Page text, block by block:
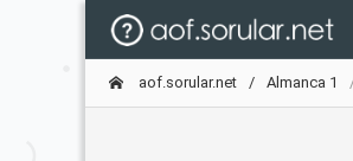
aof.sorular.net Almanca 1